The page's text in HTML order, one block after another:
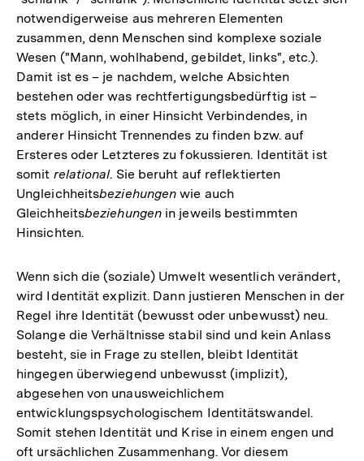
notwendigerweise aus mehreren Elementen
zusammen, denn Menschen sind komplexe soziale
Wesen ("Mann, wohlhabend, gebildet, links", etc.).
Damit ist es – je nachdem, welche Absichten
bestehen oder was rechtfertigungsbedürftig ist –
stets möglich, in einer Hinsicht Verbindendes, in
anderer Hinsicht Trennendes zu finden bzw. auf
Ersteres oder Letzteres zu fokussieren. Identität ist
somit relational. Sie beruht auf reflektierten
Ungleichheitsbeziehungen wie auch
Gleichheitsbeziehungen in jeweils bestimmten
Hinsichten.
Wenn sich die (soziale) Umwelt wesentlich verändert,
wird Identität explizit. Dann justieren Menschen in der
Regel ihre Identität (bewusst oder unbewusst) neu.
Solange die Verhältnisse stabil sind und kein Anlass
besteht, sie in Frage zu stellen, bleibt Identität
hingegen überwiegend unbewusst (implizit),
abgesehen von unausweichlichem
entwicklungspsychologischem Identitätswandel.
Somit stehen Identität und Krise in einem engen und
oft ursächlichen Zusammenhang. Vor diesem